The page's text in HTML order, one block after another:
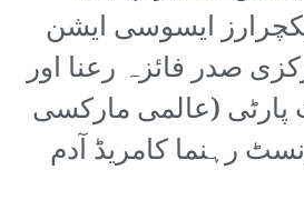
ایسوسی ایشن
صدر فائزہ رعنا اور
(عالمی مارکسی
رہنما کامریڈ آدم